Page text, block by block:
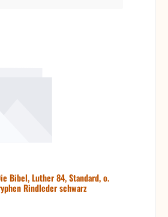
Bibel, Luther 84, Standard, o.
Rindleder schwarz